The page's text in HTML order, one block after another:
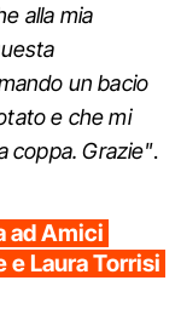
alla mia
un bacio
e che mi
coppa. Grazie".
ad Amici
e Laura Torrisi